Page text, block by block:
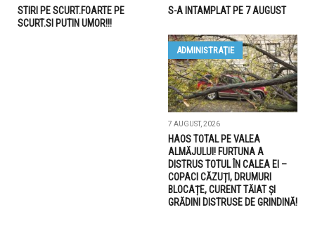
STIRI PE SCURT.FOARTE PE
SCURT.SI PUTIN UMOR!!!
S-A INTAMPLAT PE 7 AUGUST
ADMINISTRAŢIE
7 AUGUST, 2026
HAOS TOTAL PE VALEA
ALMĂJULUI! FURTUNA A
DISTRUS TOTUL ÎN CALEA EI –
COPACI CĂZUȚI, DRUMURI
BLOCAȚE, CURENT TĂIAT ȘI
GRĂDINI DISTRUSE DE GRINDINĂ!